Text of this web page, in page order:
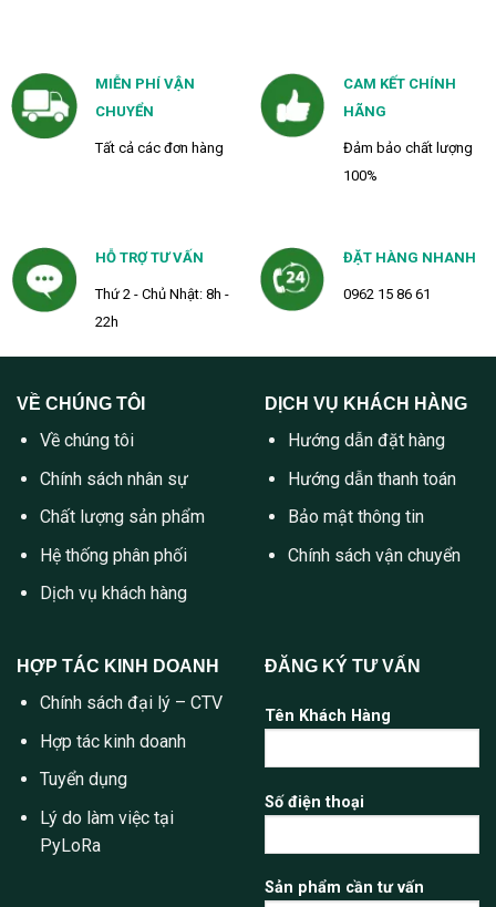
MIỄN PHÍ VẬN
CHUYỂN
Tất cả các đơn hàng
CAM KẾT CHÍNH
HÃNG
Đảm bảo chất lượng
100%
HỖ TRỢ TƯ VẤN
Thứ 2 - Chủ Nhật: 8h -
22h
ĐẶT HÀNG NHANH
0962 15 86 61
VỀ CHÚNG TÔI
Về chúng tôi
Chính sách nhân sự
Chất lượng sản phẩm
Hệ thống phân phối
Dịch vụ khách hàng
DỊCH VỤ KHÁCH HÀNG
Hướng dẫn đặt hàng
Hướng dẫn thanh toán
Bảo mật thông tin
Chính sách vận chuyển
HỢP TÁC KINH DOANH
Chính sách đại lý – CTV
Hợp tác kinh doanh
Tuyển dụng
Lý do làm việc tại
PyLoRa
ĐĂNG KÝ TƯ VẤN
Tên Khách Hàng
Số điện thoại
Sản phẩm cần tư vấn